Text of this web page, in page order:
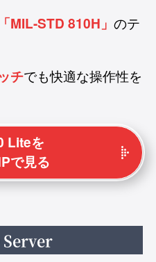
「MIL-STD 810H」 のテ
チでも快適な操作性を
Liteを
で見る